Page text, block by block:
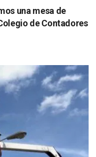
una mesa de
de Contadores